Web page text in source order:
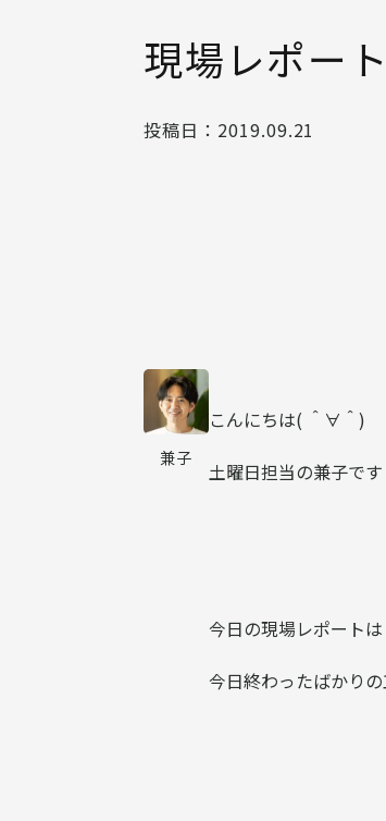
現場レポート
投稿日： 2019.09.21
兼子
こんにちは( ＾∀＾)
土曜日担当の兼子です
今日の現場レポートは
今日終わったばかり